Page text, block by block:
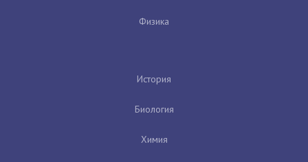
Физика
История
Биология
Химия